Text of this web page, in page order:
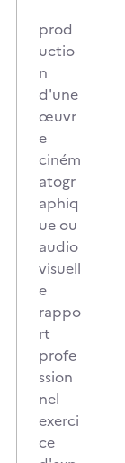
prod
uctio
n
d'une
œuvr
e
ciném
atogr
aphiq
ue ou
audio
visuell
e
rappo
rt
profe
ssion
nel
exerci
ce